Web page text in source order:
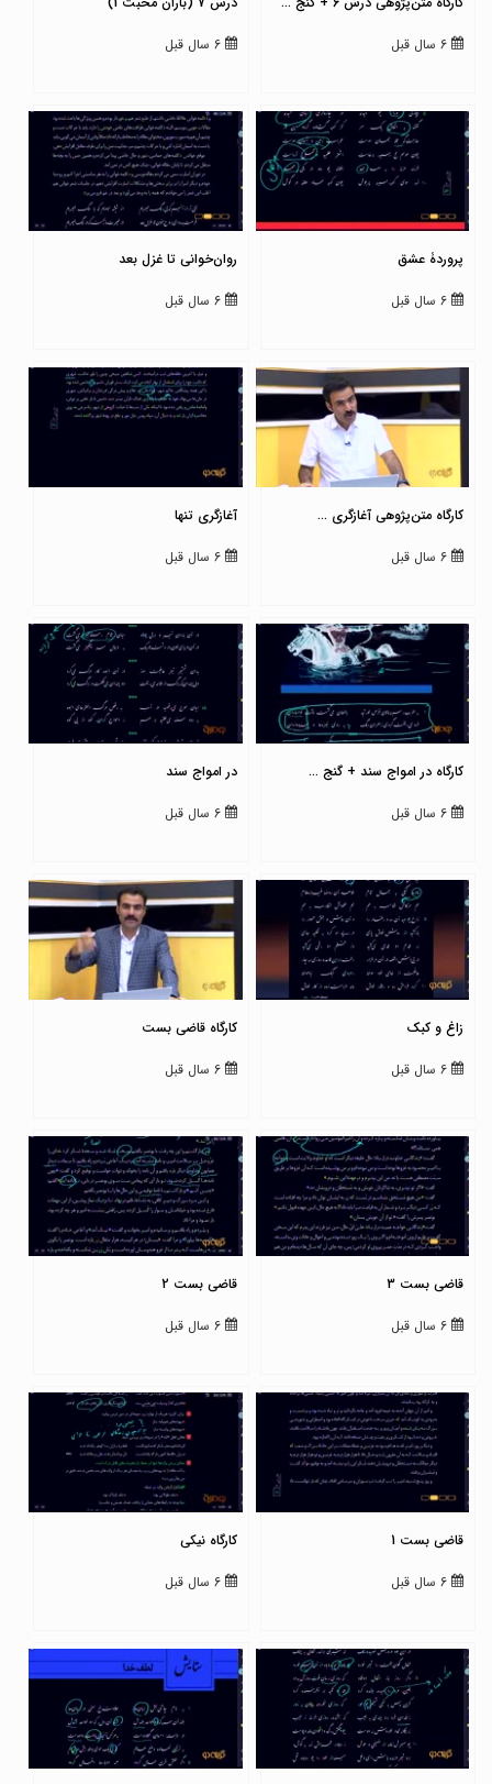
6 سال قبل
6 سال قبل
پروردۀ عشق
6 سال قبل
روان‌خوانی تا غزل بعد
6 سال قبل
کارگاه متن‌پژوهی آغازگری ...
6 سال قبل
آغازگری تنها
6 سال قبل
کارگاه در امواج سند + گنج ...
6 سال قبل
در امواج سند
6 سال قبل
زاغ و کبک
6 سال قبل
کارگاه قاضی بست
6 سال قبل
قاضی بست 3
6 سال قبل
قاضی بست 2
6 سال قبل
قاضی بست 1
6 سال قبل
کارگاه نیکی
6 سال قبل